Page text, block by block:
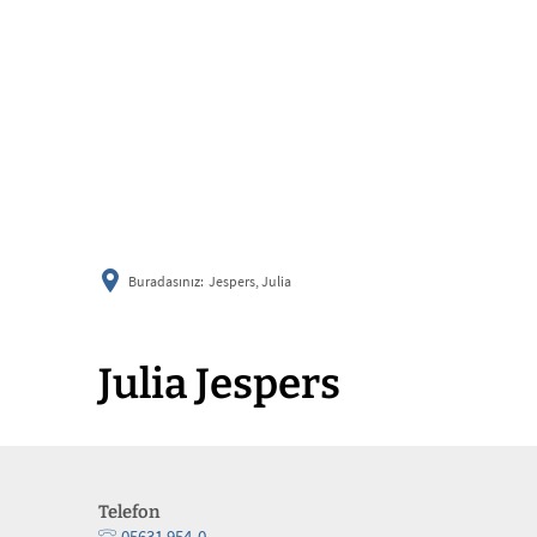
Buradasınız: Jespers, Julia
Julia Jespers
Telefon